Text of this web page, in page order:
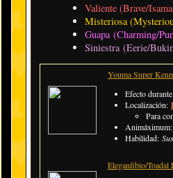
Valiente (Brave/
Misteriosa
Guapa (Charming/
Siniestra (Eerie/
Youma Super
Efecto
Localización:
​Para
Habilidad:
Eleganfibio/Toadal